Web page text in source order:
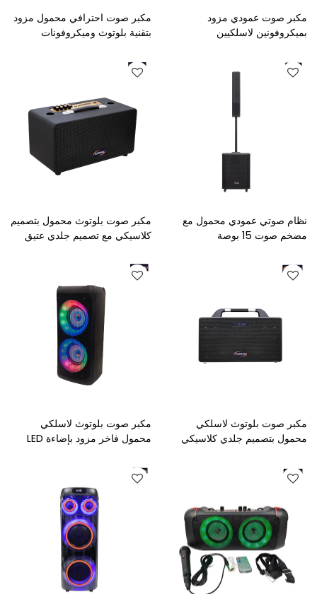
مكبر صوت عمودي مزود
بميكروفونين لاسلكيين
مكبر صوت احترافي محمول مزود
بتقنية بلوتوث وميكروفونات
نظام صوتي عمودي محمول مع
مضخم صوت 15 بوصة
مكبر صوت بلوتوث محمول بتصميم
كلاسيكي مع تصميم جلدي عتيق
مكبر صوت بلوتوث لاسلكي
محمول بتصميم جلدي كلاسيكي
مكبر صوت بلوتوث لاسلكي
محمول فاخر مزود بإضاءة LED